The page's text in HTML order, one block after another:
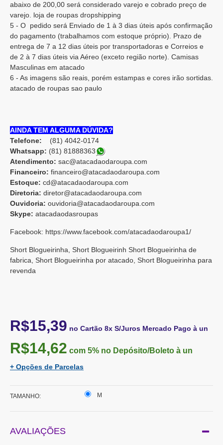
abaixo de 200,00 será considerado varejo e cobrado preço de
varejo. loja de roupas dropshipping
5 - O pedido será Enviado de 1 à 3 dias úteis após confirmação
do pagamento (trabalhamos com estoque próprio). Prazo de
entrega de 7 a 12 dias úteis por transportadoras e Correios e
de 2 à 7 dias úteis via Aéreo (exceto região norte). Camisas
Masculinas em atacado
6 - As imagens são reais, porém estampas e cores irão sortidas.
atacado de roupas sao paulo
AINDA TEM ALGUMA DÚVIDA?
Telefone: (81) 4042-0174
Whatsapp: (81) 81888363
Atendimento: sac@atacadaodaroupa.com
Financeiro: financeiro@atacadaodaroupa.com
Estoque: cd@atacadaodaroupa.com
Diretoria: diretor@atacadaodaroupa.com
Ouvidoria: ouvidoria@atacadaodaroupa.com
Skype: atacadaodasroupas
Facebook: https://www.facebook.com/atacadaodaroupa1/
Short Blogueirinha, Short Blogueirinh Short Blogueirinha de
fabrica, Short Blogueirinha por atacado, Short Blogueirinha para
revenda
R$15,39 no Cartão 8x S/Juros Mercado Pago à un
R$14,62 com 5% no Depósito/Boleto à un
+ Opções de Parcelas
TAMANHO: M
AVALIAÇÕES